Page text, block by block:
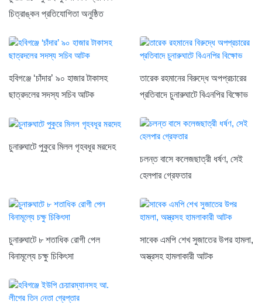
চিত্রাঙ্কন প্রতিযোগিতা অনুষ্ঠিত
হবিগঞ্জে ‘চাঁদার’ ৯০ হাজার টাকাসহ
ছাত্রদলের সদস্য সচিব আটক
তারেক রহমানের বিরুদ্ধে অপপ্রচারের
প্রতিবাদে চুনারুঘাটে বিএনপির বিক্ষোভ
চুনারুঘাটে পুকুরে মিলল গৃহবধূর মরদেহ
চলন্ত বাসে কলেজছাত্রী ধর্ষণ, সেই
হেলপার গ্রেফতার
চুনারুঘাটে ৮ শতাধিক রোগী পেল
বিনামূল্যে চক্ষু চিকিৎসা
সাবেক এমপি শেখ সুজাতের উপর হামলা,
অস্ত্রসহ হামলাকারী আটক